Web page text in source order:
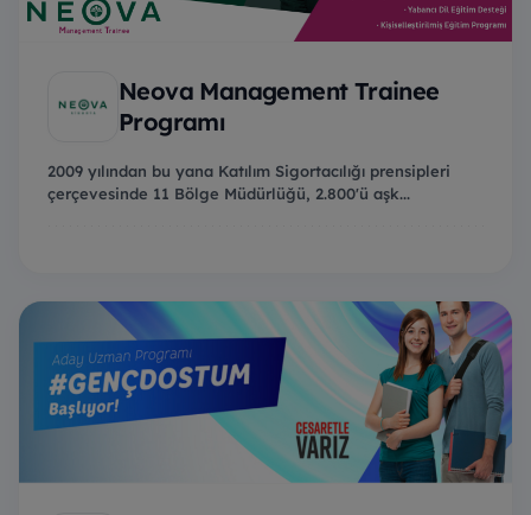
Neova Management Trainee
Programı
2009 yılından bu yana Katılım Sigortacılığı prensipleri
çerçevesinde 11 Bölge Müdürlüğü, 2.800'ü aşk...